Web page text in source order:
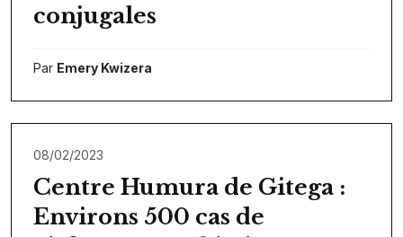
conjugales
Par Emery Kwizera
08/02/2023
Centre Humura de Gitega :
Environs 500 cas de